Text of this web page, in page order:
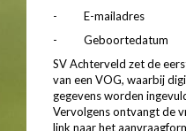
- E-mailadres
- Geboortedatum
SV Achterveld zet de
van een VOG, waarbij
gegevens worden
Vervolgens ontvangt de
link naar het